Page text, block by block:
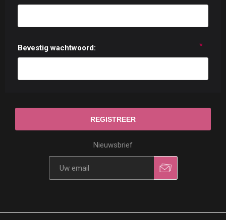
Bevestig wachtwoord: *
Nieuwsbrief